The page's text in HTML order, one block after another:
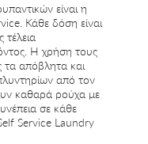
είναι η
Κάθε δόση είναι
Η χρήση τους
τα απόβλητα και
από τον
καθαρά ρούχα με
σε κάθε
Service Laundry